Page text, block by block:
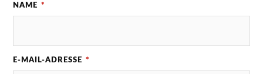
NAME *
E-MAIL-ADRESSE *